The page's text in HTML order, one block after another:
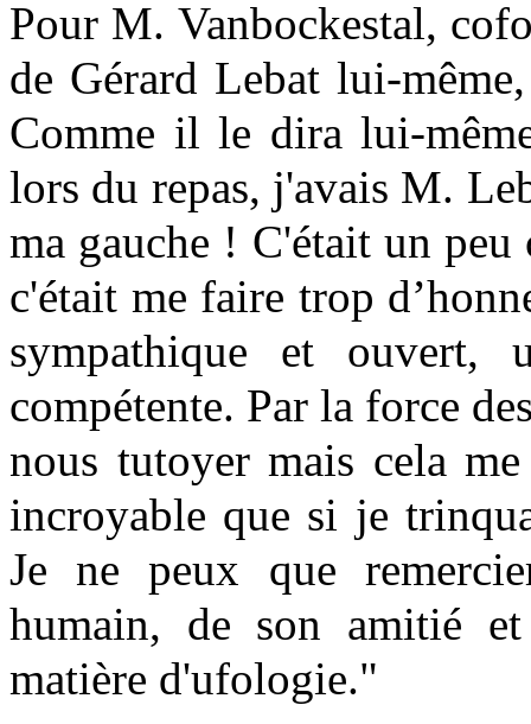
Pour M. Vanbockestal,
de Gérard Lebat lui-
Comme il le dira lui-
lors du repas, j'avais M.
ma gauche ! C'était un
c'était me faire trop
sympathique et ouvert,
compétente. Par la force
nous tutoyer mais cela
incroyable que si je
Je ne peux que
humain, de son amitié
matière d'ufologie."